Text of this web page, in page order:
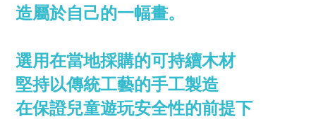
造屬於自己的一幅畫。
選用在當地採購的可持續木材
堅持以傳統工藝的手工製造
在保證兒童遊玩安全性的前提下